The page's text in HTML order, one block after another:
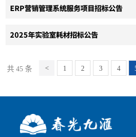
ERP营销管理系统服务项目招标公告
2025年实验室耗材招标公告
共 45 条 1 2 3 4